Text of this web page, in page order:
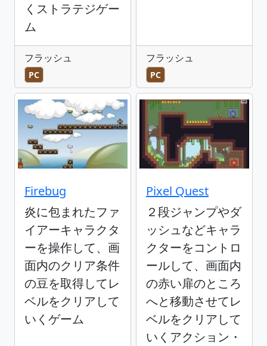
くストラテジゲー
ム
フラッシュ
PC
フラッシュ
PC
Firebug
炎に包まれたファ
イアーキャラクタ
ーを操作して、画
面内のクリア条件
の豆を取得してレ
ベルをクリアして
いくゲーム
Pixel Quest
２段ジャンプやダ
ッシュなどキャラ
クターをコントロ
ールして、画面内
の赤い扉のところ
へと移動させてレ
ベルをクリアして
いくアクション・